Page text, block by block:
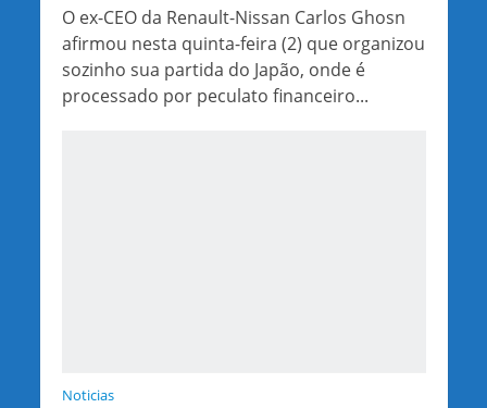
O ex-CEO da Renault-Nissan Carlos Ghosn
afirmou nesta quinta-feira (2) que organizou
sozinho sua partida do Japão, onde é
processado por peculato financeiro...
Noticias